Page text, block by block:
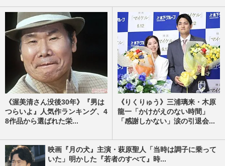
《渥美清さん没後30年》『男は
つらいよ』人気作ランキング、4
8作品から選ばれた栄...
《りくりゅう》三浦璃来・木原
龍一「かけがえのない時間」
「感謝しかない」涙の引退会...
映画『月の犬』主演・萩原聖人「当時は調子に乗って
いた」明かした『若者のすべて』時...